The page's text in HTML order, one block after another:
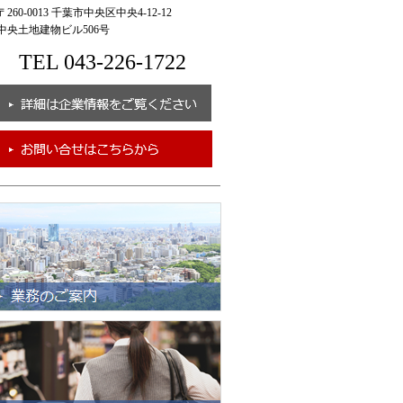
0013 千葉市中央区中央4-12-12
土地建物ビル506号
TEL 043-226-1722